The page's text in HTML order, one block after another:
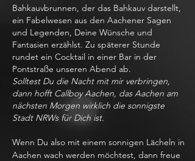
Bahkauvbrunnen, der das Bahkauv darstellt,
ein Fabelwesen aus den Aachener Sagen
und Legenden, Deine Wünsche und
Fantasien erzählst. Zu späterer Stunde
rundet ein Cocktail in einer Bar in der
Pontstraße unseren Abend ab.
Solltest Du die Nacht mit mir verbringen,
dann hofft Callboy Aachen, das Aachen am
nächsten Morgen wirklich die sonnigste
Stadt NRWs für Dich ist.
Wenn Du also mit einem sonnigen Lächeln in
Aachen wach werden möchtest, dann freue